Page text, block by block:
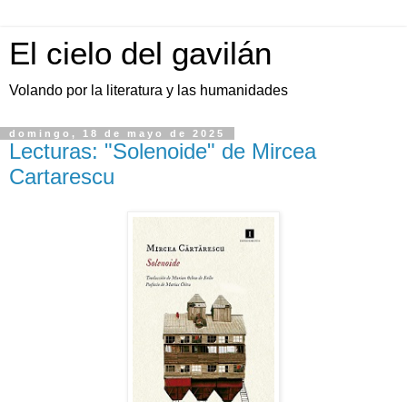
El cielo del gavilán
Volando por la literatura y las humanidades
domingo, 18 de mayo de 2025
Lecturas: "Solenoide" de Mircea
Cartarescu